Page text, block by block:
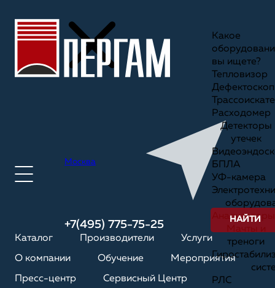
Москва
+7(495) 775-75-25
Каталог Производители Услуги
О компании Обучение Мероприятия
Пресс-центр Сервисный Центр
Какое
вы ищете?
Тепловизор
Дефектоскоп
Расходомер
Детекторы
утечек
БПЛА
УФ-камера
Анализаторы
треноги
РЛС
НАЙТИ